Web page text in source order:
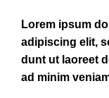
Lorem ipsum
adipiscing elit,
dunt ut laoreet
ad minim